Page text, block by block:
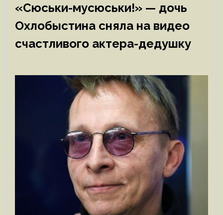
«Сюськи-мусюськи!» — дочь
Охлобыстина сняла на видео
счастливого актера-дедушку